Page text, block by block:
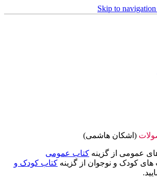
Skip to navigation
(اشکان هاشمی)
عمومی از گزینه کتاب عمومی
کودک و نوجوان از گزینه کتاب کودک و